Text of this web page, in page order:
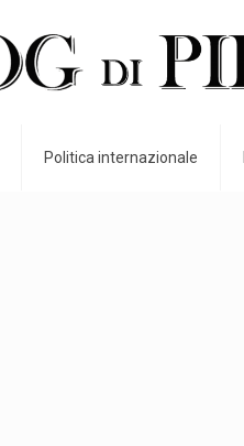
Politica internazionale